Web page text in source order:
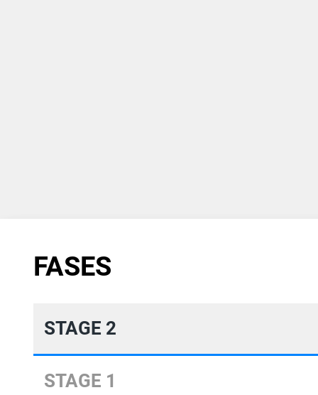
FASES
STAGE 2
STAGE 1